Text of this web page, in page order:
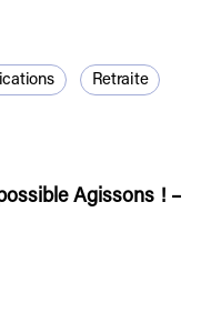
Retraite
Agissons ! –